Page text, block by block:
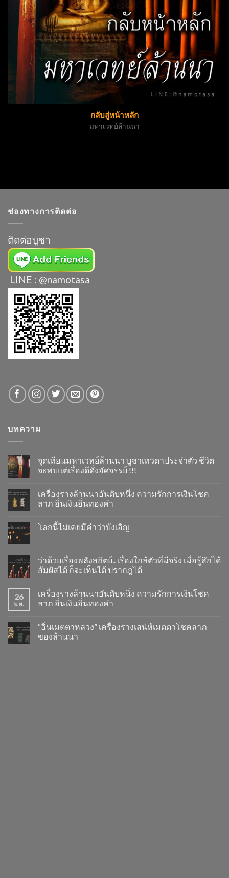
กลับสู่หน้าหลัก
มหาเวทย์ล้านนา
ช่องทางการติดต่อ
ติดต่อบูชา
LINE : @namotasa
บทความ
จุดเทียนมหาเวทย์ล้านนา บูชาเทวดาประจำตัว ชีวิต
จะพบแต่เรื่องดีดั่งอัศจรรย์ !!!
เครื่องรางล้านนาอันดับหนึ่ง ความรักการเงินโชค
ลาภ อิ่นเงินอิ่นทองคำ
โลกนี้ไม่เคยมีคำว่าบังเอิญ
ว่าด้วยเรื่องพลังสถิตย์.. เรื่องใกล้ตัวที่มีจริง เมื่อรู้สึกได้
สัมผัสได้ ก็จะเห็นได้ ปรากฎได้
26
พ.ย.
เครื่องรางล้านนาอันดับหนึ่ง ความรักการเงินโชค
ลาภ อิ่นเงินอิ่นทองคำ
“อิ่นเมตตาหลวง” เครื่องรางเสน่ห์เมตตาโชคลาภ
ของล้านนา